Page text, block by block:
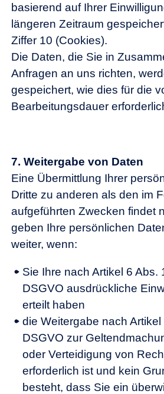
basierend auf Ihrer
längeren Zeitraum
Ziffer 10 (Cookies).
Die Daten, die Sie in
Anfragen an uns richten,
gespeichert, wie dies für die
Bearbeitungsdauer
7. Weitergabe von Daten
Eine Übermittlung Ihrer
Dritte zu anderen als den im
aufgeführten Zwecken findet
geben Ihre persönlichen
weiter, wenn:
Sie Ihre nach Artikel 6 Abs.
DSGVO ausdrückliche
erteilt haben
die Weitergabe nach Artikel
DSGVO zur
oder Verteidigung von
erforderlich ist und kein
besteht, dass Sie ein